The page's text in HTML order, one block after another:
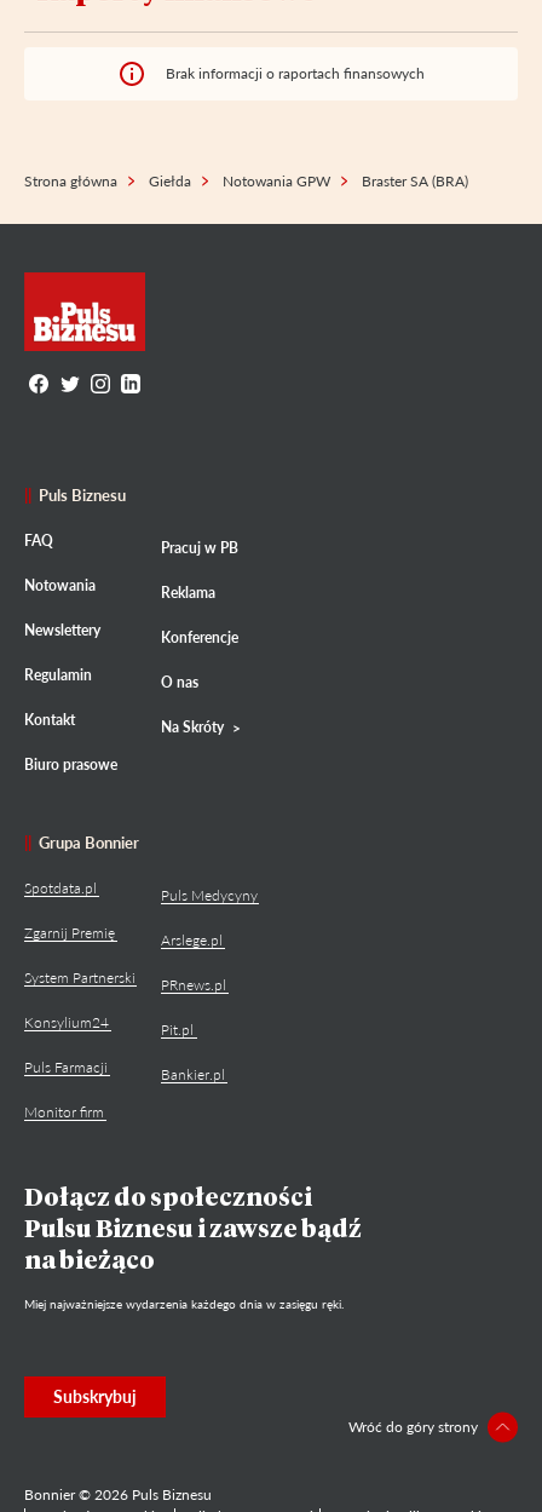
Brak informacji o raportach finansowych
Strona główna Giełda Notowania GPW Braster SA (BRA)
Puls Biznesu
FAQ
Notowania
Newslettery
Regulamin
Kontakt
Biuro prasowe
Pracuj w PB
Reklama
Konferencje
O nas
Na Skróty
Grupa Bonnier
Spotdata.pl
Zgarnij Premię
System Partnerski
Konsylium24
Puls Farmacji
Monitor firm
Puls Medycyny
Arslege.pl
PRnews.pl
Pit.pl
Bankier.pl
Dołącz do społeczności
Pulsu Biznesu i zawsze bądź
na bieżąco
Miej najważniejsze wydarzenia każdego dnia w zasięgu ręki.
Subskrybuj
Bonnier © 2026 Puls Biznesu
Wróć do góry strony